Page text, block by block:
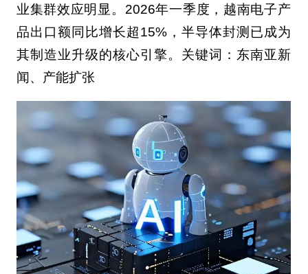
业集群效应明显。2026年一季度，越南电子产
品出口额同比增长超15%，半导体封测已成为
其制造业升级的核心引擎。关键词：东南亚新
闻、产能扩张